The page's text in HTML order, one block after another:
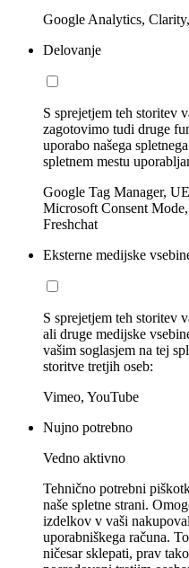
Google Analytics,
Delovanje
S sprejetjem teh storitev
zagotovimo tudi druge
uporabo našega
spletnem mestu
Google Tag Manager,
Microsoft Consent
Freshchat
Eksterne medijske
S sprejetjem teh storitev
ali druge medijske
vašim soglasjem na tej
storitve tretjih oseb:
Vimeo, YouTube
Nujno potrebno
Vedno aktivno
Tehnično potrebni
naše spletne strani.
izdelkov v vaši
uporabniškega računa.
ničesar sklepati, prav